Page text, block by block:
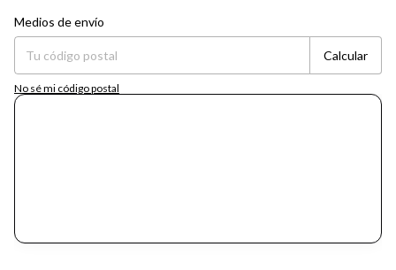
Entregas para el CP:
Medios de envío
Calcular
No sé mi código postal